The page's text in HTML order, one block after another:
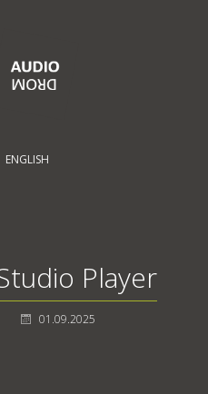
ENGLISH
Player
01.09.2025